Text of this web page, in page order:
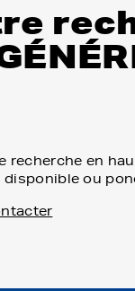
recherche en
ou